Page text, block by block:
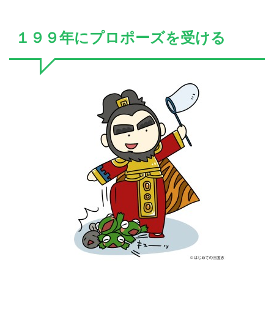
１９９年にプロポーズを受ける